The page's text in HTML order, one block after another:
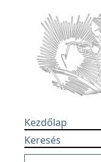
Kezdőlap
Keresés